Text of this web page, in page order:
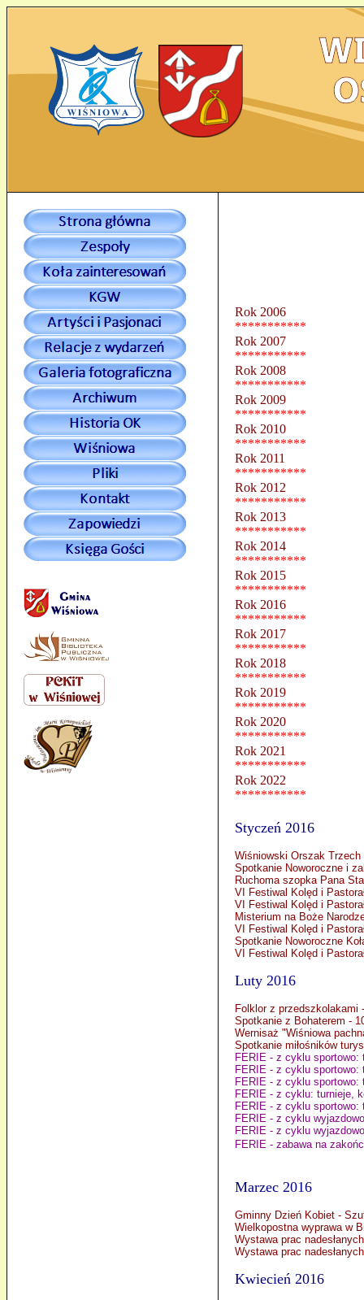
Rok 2006
***********
Rok 2007
***********
Rok 2008
***********
Rok 2009
***********
Rok 2010
***********
Rok 2011
***********
Rok 2012
***********
Rok 2013
***********
Rok 2014
***********
Rok 2015
***********
Rok 2016
***********
Rok 2017
***********
Rok 2018
***********
Rok 2019
***********
Rok 2020
***********
Rok 2021
***********
Rok 2022
***********
Styczeń 2016
Wiśniowski Orszak Trzech
Spotkanie Noworoczne i
Ruchoma szopka Pana
VI Festiwal Kolęd i
VI Festiwal Kolęd i
Misterium na Boże
VI Festiwal Kolęd i
Spotkanie Noworoczne
VI Festiwal Kolęd i
Luty 2016
Folklor z przedszkolakami
Spotkanie z Bohaterem -
Wernisaż "Wiśniowa
Spotkanie miłośników
FERIE - z cyklu sportowo:
FERIE - z cyklu sportowo:
FERIE - z cyklu sportowo:
FERIE - z cyklu: turnieje,
FERIE - z cyklu sportowo:
FERIE - z cyklu
FERIE - z cyklu
FERIE - zabawa na
Marzec 2016
Gminny Dzień Kobiet -
Wielkopostna wyprawa w
Wystawa prac
Wystawa prac
Kwiecień 2016